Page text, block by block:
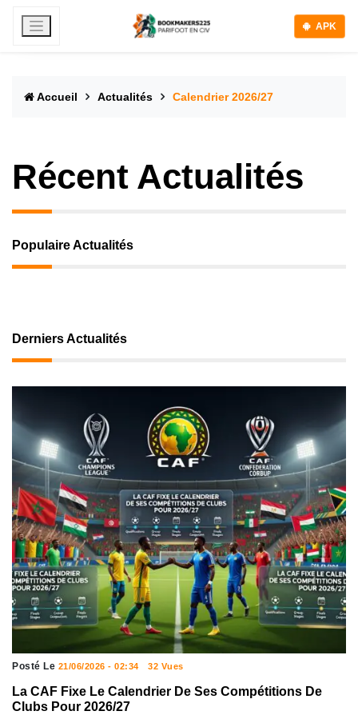
APK
Accueil Actualités Calendrier 2026/27
Récent Actualités
Populaire Actualités
Derniers Actualités
Posté Le 21/06/2026 - 02:34 32 Vues
La CAF Fixe Le Calendrier De Ses Compétitions De
Clubs Pour 2026/27